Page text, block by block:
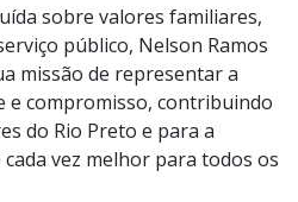
sobre valores familiares,
público, Nelson Ramos
missão de representar a
e compromisso, contribuindo
do Rio Preto e para a
vez melhor para todos os